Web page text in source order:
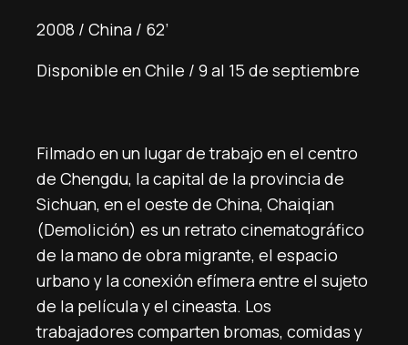
2008 / China / 62’
Disponible en Chile / 9 al 15 de septiembre
Filmado en un lugar de trabajo en el centro
de Chengdu, la capital de la provincia de
Sichuan, en el oeste de China, Chaiqian
(Demolición) es un retrato cinematográfico
de la mano de obra migrante, el espacio
urbano y la conexión efímera entre el sujeto
de la película y el cineasta. Los
trabajadores comparten bromas, comidas y